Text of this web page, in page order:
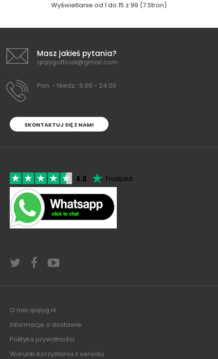
Wyświetlanie od 1 do 15 z 99 (7 Stron)
Masz jakieś pytania?
qiqiygofficial@gmail.com
Pon. - Niedz.: 5:00 - 24:00
SKONTAKTUJ SIĘ Z NAMI
O nas qiqiyg.nl
Informacje o dostawie
Polityka prywatności
Warunki korzystania z serwisu